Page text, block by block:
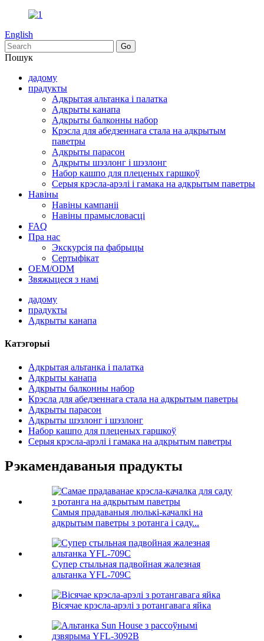
English
Пошук
дадому
прадукты
Адкрытая альтанка і палатка
Адкрыты канапа
Адкрыты балконны набор
Крэсла для абедзеннага стала на адкрытым
паветры
Адкрыты парасон
Адкрыты шэзлонг і шэзлонг
Набор кашпо для плеценых гаршкоў
Серыя крэсла-арэлі і гамака на адкрытым паветры
Навіны
Навіны кампаніі
Навіны прамысловасці
FAQ
Пра нас
Экскурсія па фабрыцы
Сертыфікат
OEM/ODM
Звяжыцеся з намі
дадому
прадукты
Адкрыты канапа
Катэгорыі
Адкрытая альтанка і палатка
Адкрыты канапа
Адкрыты балконны набор
Крэсла для абедзеннага стала на адкрытым паветры
Адкрыты парасон
Адкрыты шэзлонг і шэзлонг
Набор кашпо для плеценых гаршкоў
Серыя крэсла-арэлі і гамака на адкрытым паветры
Рэкамендаваныя прадукты
Самыя прадаваныя люлькі-качалкі на
адкрытым паветры з ротанга і саду...
Супер стыльная падвойная жалезная
альтанка YFL-709C
Вісячае крэсла-арэлі з ротангавага яйка